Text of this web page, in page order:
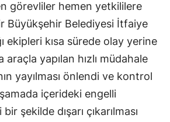
görevliler hemen yetkililere
Büyükşehir Belediyesi İtfaiye
ekipleri kısa sürede olay yerine
araçla yapılan hızlı müdahale
yayılması önlendi ve kontrol
içerideki engelli
şekilde dışarı çıkarılması